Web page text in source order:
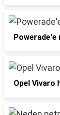
Powerade'e
Opel Vivaro